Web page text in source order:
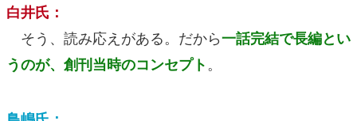
白井氏：
そう、読み応えがある。だから一話完結で長編とい
うのが、創刊当時のコンセプト。